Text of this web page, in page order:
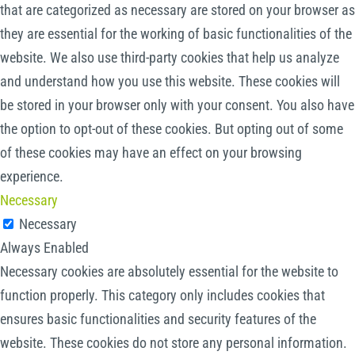
that are categorized as necessary are stored on your browser as
they are essential for the working of basic functionalities of the
website. We also use third-party cookies that help us analyze
and understand how you use this website. These cookies will
be stored in your browser only with your consent. You also have
the option to opt-out of these cookies. But opting out of some
of these cookies may have an effect on your browsing
experience.
Necessary
Necessary
Always Enabled
Necessary cookies are absolutely essential for the website to
function properly. This category only includes cookies that
ensures basic functionalities and security features of the
website. These cookies do not store any personal information.